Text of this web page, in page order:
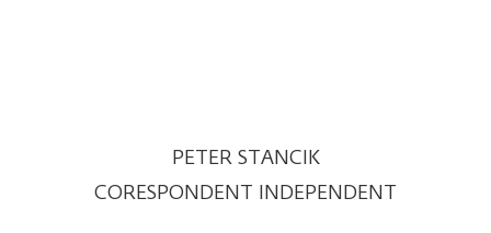
PETER STANCIK
CORESPONDENT INDEPENDENT